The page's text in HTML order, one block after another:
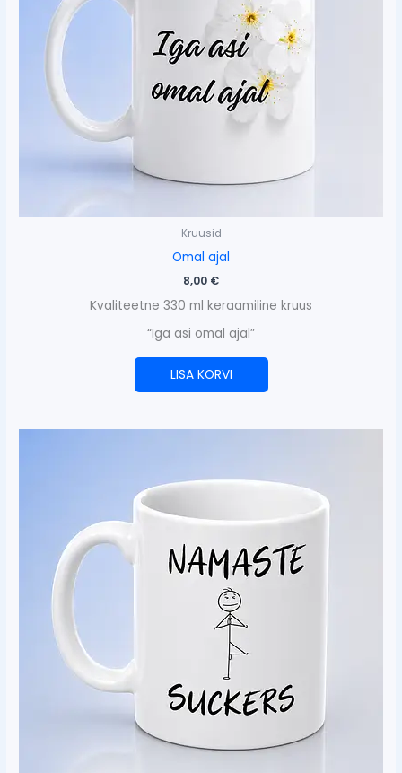
Kruusid
Omal ajal
8,00 €
Kvaliteetne 330 ml keraamiline kruus
“Iga asi omal ajal”
LISA KORVI